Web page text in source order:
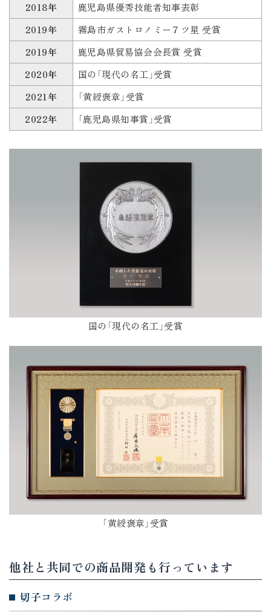
2018年
鹿児島県優秀技能者知事表彰
2019年
霧島市ガストロノミー７ツ星 受賞
2019年
鹿児島県貿易協会会長賞 受賞
2020年
国の「現代の名工」受賞
2021年
「黄綬褒章」受賞
2022年
「鹿児島県知事賞」受賞
国の「現代の名工」受賞
「黄綬褒章」受賞
他社と共同での商品開発も行っています
切子コラボ